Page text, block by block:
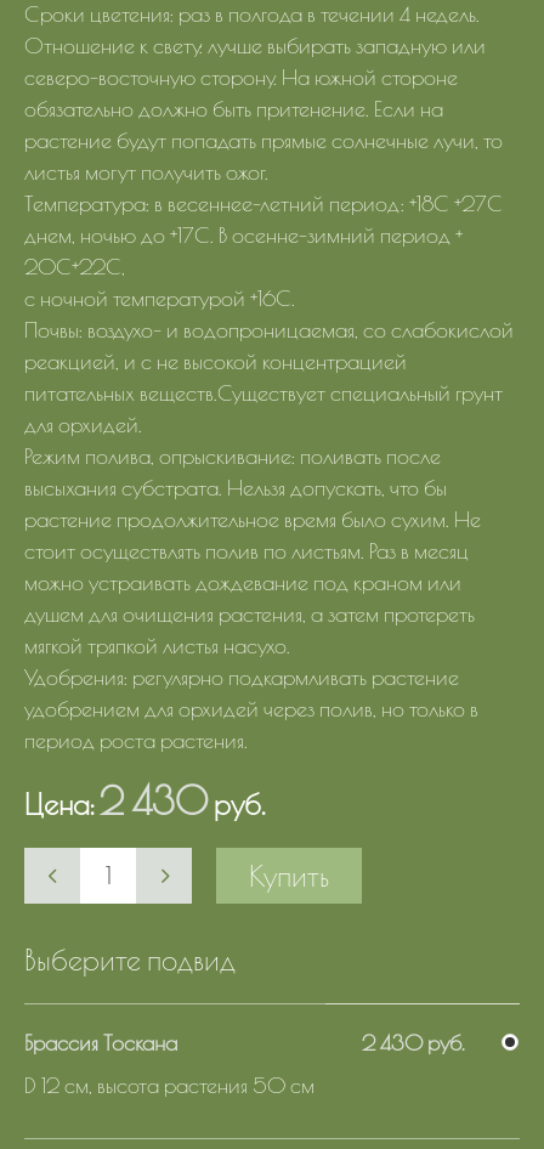
Сроки цветения: раз в полгода в течении 4 недель.
Отношение к свету: лучше выбирать западную или
северо-восточную сторону. На южной стороне
обязательно должно быть притенение. Если на
растение будут попадать прямые солнечные лучи, то
листья могут получить ожог.
Температура: в весеннее-летний период: +18С +27С
днем, ночью до +17С. В осенне-зимний период +
20С+22С,
с ночной температурой +16С.
Почвы: воздухо- и водопроницаемая, со слабокислой
реакцией, и с не высокой концентрацией
питательных веществ.Существует специальный грунт
для орхидей.
Режим полива, опрыскивание: поливать после
высыхания субстрата. Нельзя допускать, что бы
растение продолжительное время было сухим. Не
стоит осуществлять полив по листьям. Раз в месяц
можно устраивать дождевание под краном или
душем для очищения растения, а затем протереть
мягкой тряпкой листья насухо.
Удобрения: регулярно подкармливать растение
удобрением для орхидей через полив, но только в
период роста растения.
Цена:2 430руб.
Купить
Выберите подвид
Брассия Тоскана
D 12 см, высота растения 50 см
2 430 руб.